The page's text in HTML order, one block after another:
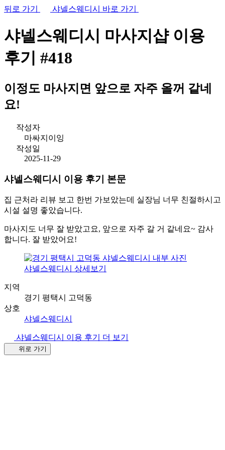
뒤로 가기 샤넬스웨디시 바로 가기
샤넬스웨디시 마사지샵이용
후기 #418
이정도 마사지면 앞으로 자주 올꺼 같네
요!
작성자
마싸지이잉
작성일
2025-11-29
샤넬스웨디시 이용 후기 본문
집 근처라 리뷰 보고 한번 가보았는데 실장님 너무 친절하시고
시설 설명 좋았습니다.
마사지도 너무 잘 받았고요, 앞으로 자주 갈 거 같네요~ 감사
합니다. 잘 받았어요!
샤넬스웨디시 상세보기
지역
경기 평택시 고덕동
상호
샤넬스웨디시
샤넬스웨디시 이용 후기 더 보기
위로 가기